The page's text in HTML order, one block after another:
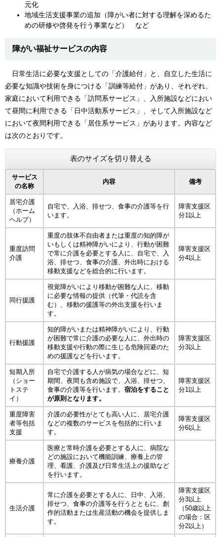
元化
地域生活支援事業の追加（障がい者に対する理解を深めるた
めの研修や啓発を行う事業など） など
障がい福祉サービスの内容
日常生活に必要な支援としての「介護給付」と、自立した生活に
必要な知識や技術を身につける「訓練等給付」があり、それぞれ、
家庭において利用できる「訪問系サービス」、入所施設などにおい
て昼間に利用できる「日中活動系サービス」、そして入所施設など
において夜間利用できる「居住系サービス」があります。内容など
は次のとおりです。
表のサイズを切り替える
サービス
の名称
内容 備考
居宅介護
（ホーム
ヘルプ）
自宅で、入浴、排せつ、食事の介護等を行
います。
障害支援区
分1以上
重度訪問
介護
重度の肢体不自由者または重度の知的障が
いもしくは精神障がいにより、行動が困難
で常に介護を必要とする人に、自宅で、入
浴、排せつ、食事の介護、外出時における
移動支援などを総合的に行います。
障害支援区
分4以上
同行援護
視覚障がいにより移動が困難な人に、移動
に必要な情報の提供（代筆・代読を含
む）、移動の援護等の外出支援を行いま
す。
行動援護
知的障がいまたは精神障がいにより、行動
が困難で常に介護の必要な人に、外出時の
移動支援や行動の際に生じる危険回避のた
めの援護などを行います。
障害支援区
分3以上
短期入所
（ショー
トステ
イ）
自宅で介護する人が病気の場合などに、短
期間、夜間も含め施設で、入浴、排せつ、
食事の介護等を行います。 宿泊をすること
が原則となります。
障害支援区
分1以上
重度障害
者等包括
支援
介護の必要性がとても高い人に、居宅介護
などの複数のサービスを包括的に行いま
す。
障害支援区
分6以上
療養介護
医療と常時介護を必要とする人に、病院な
どの施設において機能訓練、療養上の管
理、看護、介護及び日常生活上の援助など
を行います。
生活介護
常に介護を必要とする人に、日中、入浴、
排せつ、食事の介護等を行うとともに、創
作的活動または生産活動の機会を提供しま
す。
障害支援区
分3以上
（50歳以上
の場合：区
分2以上）